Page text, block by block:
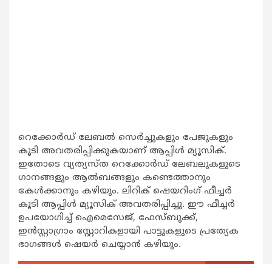
റെക്കോര്‍ഡ് ലേബല്‍ സെര്‍ച്ചുകളും പേജുകളും
കൂടി അവതരിപ്പിക്കുകയാണ് ആപ്പിള്‍ മ്യൂസിക്.
ഇതോടെ വ്യത്യസ്ത റെക്കോര്‍ഡ് ലേബലുകളുടെ
ഗാനങ്ങളും ആല്‍ബങ്ങളും കണ്ടെത്താനും
കേള്‍ക്കാനും കഴിയും. ലിറിക് ഷെയറിംഗ് ഫീച്ചര്‍
കൂടി ആപ്പിള്‍ മ്യൂസിക് അവതരിപ്പിച്ചു. ഈ ഫീച്ചര്‍
ഉപയോഗിച്ച് ഐമെസേജ്, ഫേസ്ബുക്ക്,
ഇന്‍സ്റ്റാഗ്രാം സ്റ്റോറികളായി പാട്ടുകളുടെ പ്രത്യേക
ഭാഗങ്ങള്‍ ഷെയര്‍ ചെയ്യാന്‍ കഴിയും.